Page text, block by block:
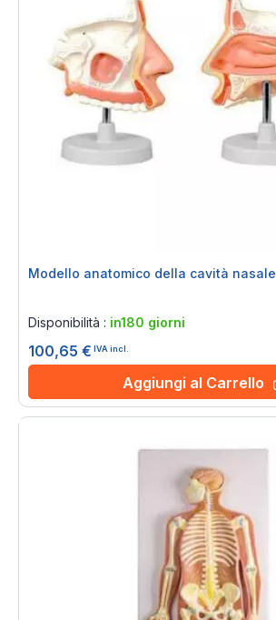
Modello anatomico della cavità nasale
Disponibilità : in180 giorni
100,65 € IVA incl.
Aggiungi al Carrello